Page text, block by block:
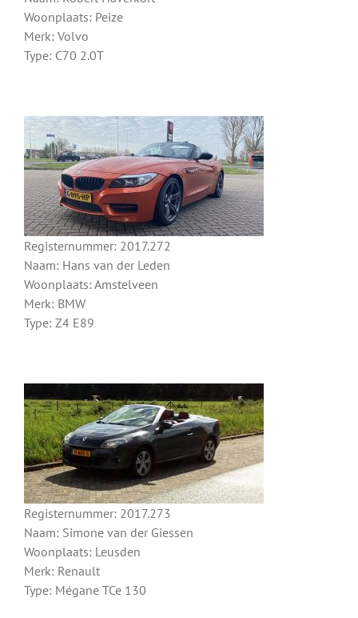
Woonplaats: Peize
Merk: Volvo
Type: C70 2.0T
Registernummer: 2017.272
Naam: Hans van der Leden
Woonplaats: Amstelveen
Merk: BMW
Type: Z4 E89
Registernummer: 2017.273
Naam: Simone van der Giessen
Woonplaats: Leusden
Merk: Renault
Type: Mégane TCe 130